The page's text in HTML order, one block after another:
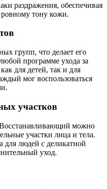
раздражения, обеспечивая
ровному тону кожи.
групп, что делает его
программе ухода за
для детей, так и для
мог воспользоваться
участков
можно
участки лица и тела.
для людей с деликатной
уход.